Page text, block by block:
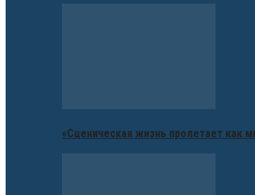
«Сценическая жизнь пролетает как